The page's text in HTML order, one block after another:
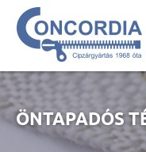
ÖNTAPADÓS